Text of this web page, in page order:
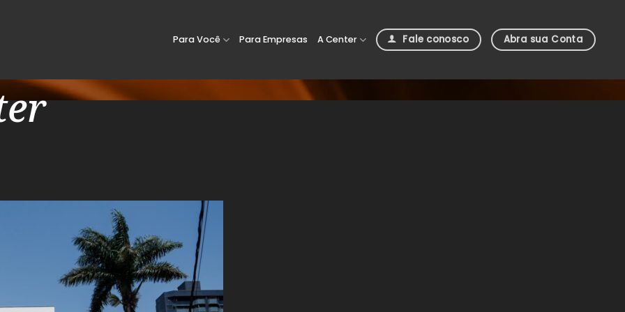
Para Você Para Empresas A Center Fale conosco Abra sua Conta